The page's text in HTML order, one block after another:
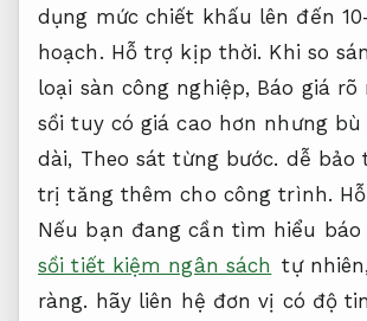
dụng mức chiết khấu lên đến
hoạch. Hỗ trợ kịp thời. Khi so
loại sàn công nghiệp, Báo giá rõ
sồi tuy có giá cao hơn nhưng
dài, Theo sát từng bước. dễ bảo
trị tăng thêm cho công trình.
Nếu bạn đang cần tìm hiểu báo
sồi tiết kiệm ngân sách tự nhiên,
ràng. hãy liên hệ đơn vị có độ